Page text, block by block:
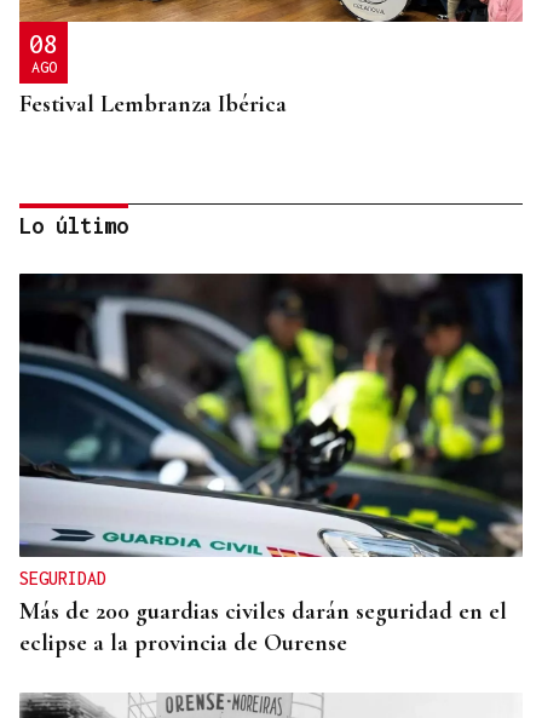
08
AGO
Festival Lembranza Ibérica
08
AGO
Folión Castrexo en Celanova
Lo último
SEGURIDAD
Más de 200 guardias civiles darán seguridad en el
eclipse a la provincia de Ourense